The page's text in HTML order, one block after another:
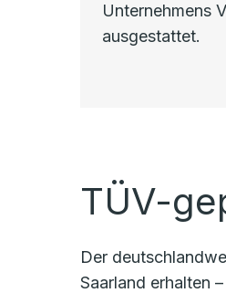
Unternehmens
ausgestattet.
TÜV-
Der
Saarland erhalten